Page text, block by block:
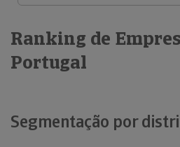
Ranking de
Portugal
Segmentação por